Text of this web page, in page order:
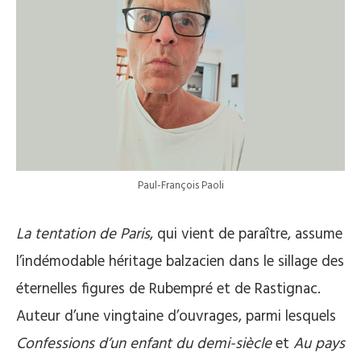
Paul-François Paoli
La tentation de Paris, qui vient de paraître, assume
l’indémodable héritage balzacien dans le sillage des
éternelles figures de Rubempré et de Rastignac.
Auteur d’une vingtaine d’ouvrages, parmi lesquels
Confessions d’un enfant du demi-siècleet Au pays